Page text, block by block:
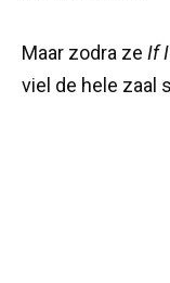
Maar zodra ze If
viel de hele zaal